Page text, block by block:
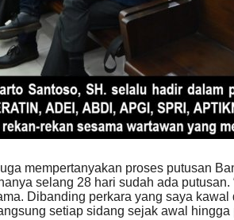
mempertanyakan proses putusan
selang 28 hari sudah ada
Dibanding perkara yang saya
setiap sidang sejak awal